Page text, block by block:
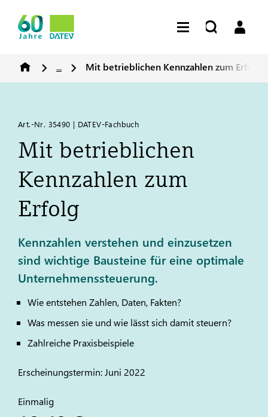
... Mit betrieblichen Kennzahlen zum Erfolg
Art.-Nr. 35490 | DATEV-Fachbuch
Mit betrieblichen
Kennzahlen zum
Erfolg
Kennzahlen verstehen und einzusetzen
sind wichtige Bausteine für eine optimale
Unternehmenssteuerung.
Wie entstehen Zahlen, Daten, Fakten?
Was messen sie und wie lässt sich damit steuern?
Zahlreiche Praxisbeispiele
Erscheinungstermin: Juni 2022
Einmalig